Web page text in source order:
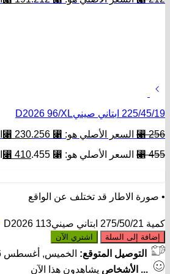
225/45/19 ابتاني صينيD2026 96/XL
⃁256 السعر الأصلي هو: ⃁ 256. ⃁ 230
⃁455 السعر الأصلي هو: ⃁ 455. ⃁ 410
• صورة الاطار قد تختلف عن الواقع
كمية 275/50/21 ابتاني صينيD2026 113
إضافة إلى السلة اشتري الآن
التوصيل المتوقع: الخميس, أغسطس 06
... الأشخاص يشاهدون هذا الآن